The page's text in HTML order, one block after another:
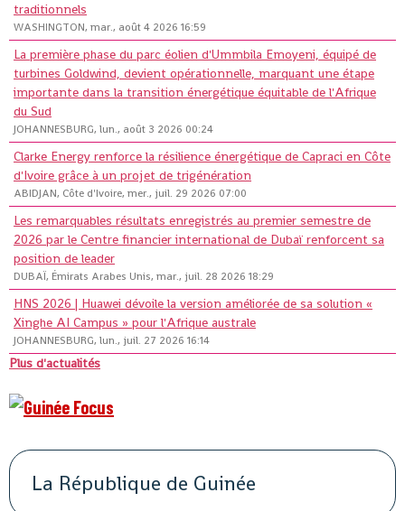
traditionnels
WASHINGTON, mar., août 4 2026 16:59
La première phase du parc éolien d'Ummbila Emoyeni, équipé de
turbines Goldwind, devient opérationnelle, marquant une étape
importante dans la transition énergétique équitable de l'Afrique
du Sud
JOHANNESBURG, lun., août 3 2026 00:24
Clarke Energy renforce la résilience énergétique de Capraci en Côte
d'Ivoire grâce à un projet de trigénération
ABIDJAN, Côte d'Ivoire, mer., juil. 29 2026 07:00
Les remarquables résultats enregistrés au premier semestre de
2026 par le Centre financier international de Dubaï renforcent sa
position de leader
DUBAÏ, Émirats Arabes Unis, mar., juil. 28 2026 18:29
HNS 2026 | Huawei dévoile la version améliorée de sa solution «
Xinghe AI Campus » pour l'Afrique australe
JOHANNESBURG, lun., juil. 27 2026 16:14
Plus d'actualités
La République de Guinée